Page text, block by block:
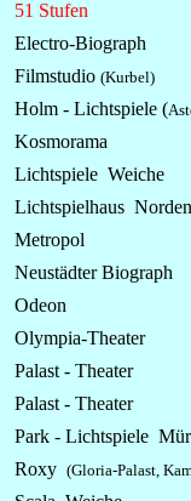
51 Stufen
Electro-Biograph
Filmstudio (Kurbel)
Holm - Lichtspiele (
Kosmorama
Lichtspiele Weiche
Lichtspielhaus Norden
Metropol
Neustädter Biograph
Odeon
Olympia-Theater
Palast - Theater
Palast - Theater
Park - Lichtspiele
Roxy (Gloria-Palast,